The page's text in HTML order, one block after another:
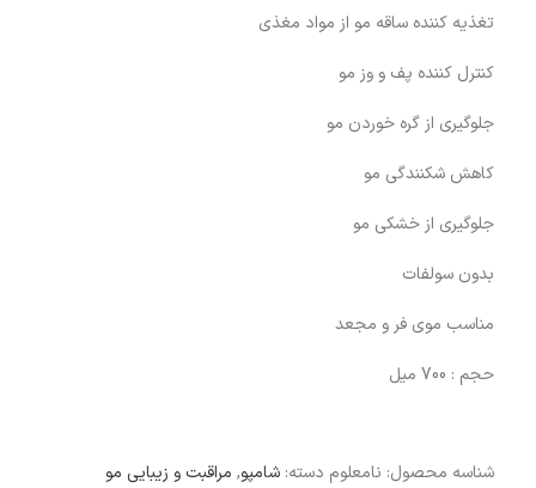
تغذیه کننده ساقه مو از مواد مغذی
کنترل کننده پف و وز مو
جلوگیری از گره خوردن مو
کاهش شکنندگی مو
جلوگیری از خشکی مو
بدون سولفات
مناسب موی فر و مجعد
حجم : 700 میل
شناسه محصول: نامعلوم دسته: شامپو, مراقبت و زیبایی مو